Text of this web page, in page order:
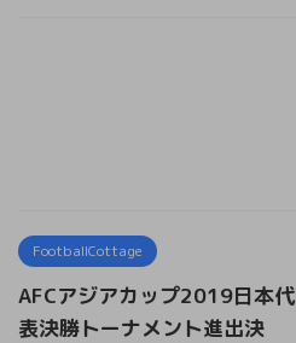
FootballCottage
AFCアジアカップ2019日本代
表決勝トーナメント進出決